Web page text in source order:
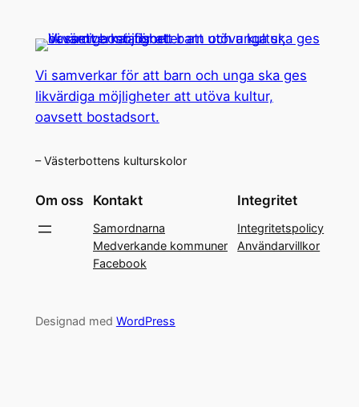
Vi samverkar för att barn och unga ska ges
likvärdiga möjligheter att utöva kultur,
oavsett bostadsort.
– Västerbottens kulturskolor
Om oss Kontakt
Samordnarna
Medverkande kommuner
Facebook
Integritet
Integritetspolicy
Användarvillkor
Designad med WordPress